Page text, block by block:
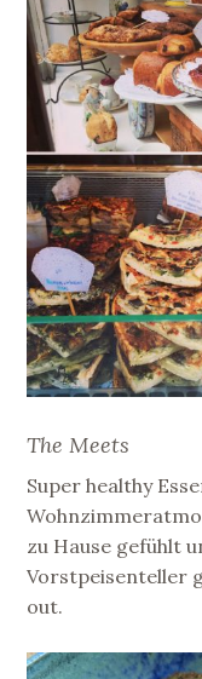
The Meets
Super healthy
zu Hause gefühlt
Vorstpeisenteller
out.